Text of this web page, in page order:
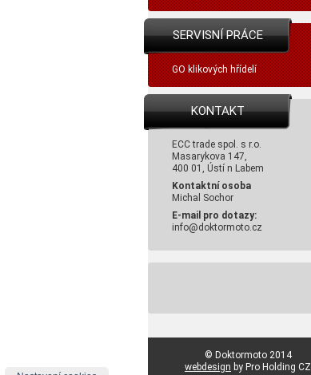
SERVISNÍ PRÁCE
GO klikových hřídelí
KONTAKT
ECC trade spol. s r.o.
Masarykova 147,
400 01, Ústí n Labem
Kontaktní osoba
Michal Sochor
E-mail pro dotazy:
info@doktormoto.cz
© Doktormoto 2014
webdesign by Pro Holding CZ